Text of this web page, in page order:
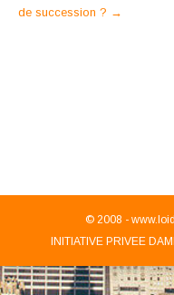
de succession ? →
© 2008 -
INITIATIVE PRIVEE